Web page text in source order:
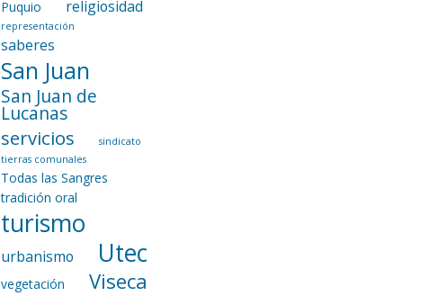
Puquio
religiosidad
representación
saberes
San Juan
San Juan de
Lucanas
servicios
sindicato
tierras comunales
Todas las Sangres
tradición oral
turismo
urbanismo Utec
vegetación Viseca